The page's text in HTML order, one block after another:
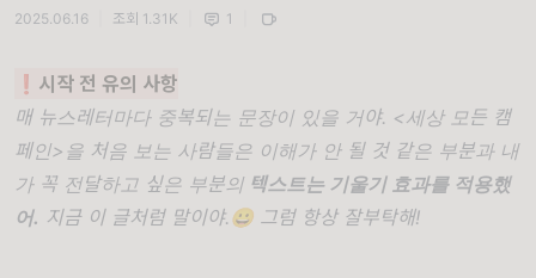
2025.06.16 조회 1.31K 1
❗시작 전 유의 사항
매 뉴스레터마다 중복되는 문장이 있을 거야. <세상 모든 캠
페인>을 처음 보는 사람들은 이해가 안 될 것 같은 부분과 내
가 꼭 전달하고 싶은 부분의 텍스트는 기울기 효과를 적용했
어. 지금 이 글처럼 말이야.😀 그럼 항상 잘부탁해!